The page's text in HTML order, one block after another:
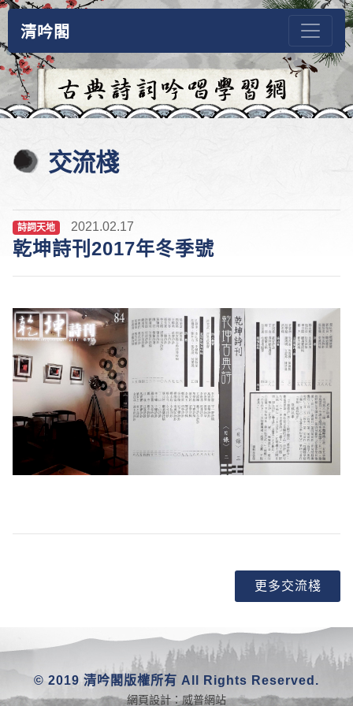
清吟閣
交流棧
詩詞天地 2021.02.17
乾坤詩刊2017年冬季號
更多交流棧
© 2019 清吟閣版權所有 All Rights Reserved.
網頁設計：威普網站